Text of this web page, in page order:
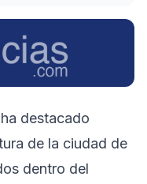
destacado
de la ciudad de
dentro del